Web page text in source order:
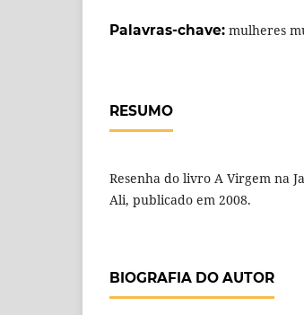
Palavras-chave: mulheres
RESUMO
Resenha do livro A Virgem na
Ali, publicado em 2008.
BIOGRAFIA DO AUTOR